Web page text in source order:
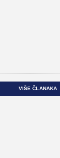
VIŠE ČLANAKA